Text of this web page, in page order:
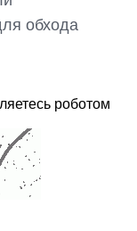
обхода
роботом